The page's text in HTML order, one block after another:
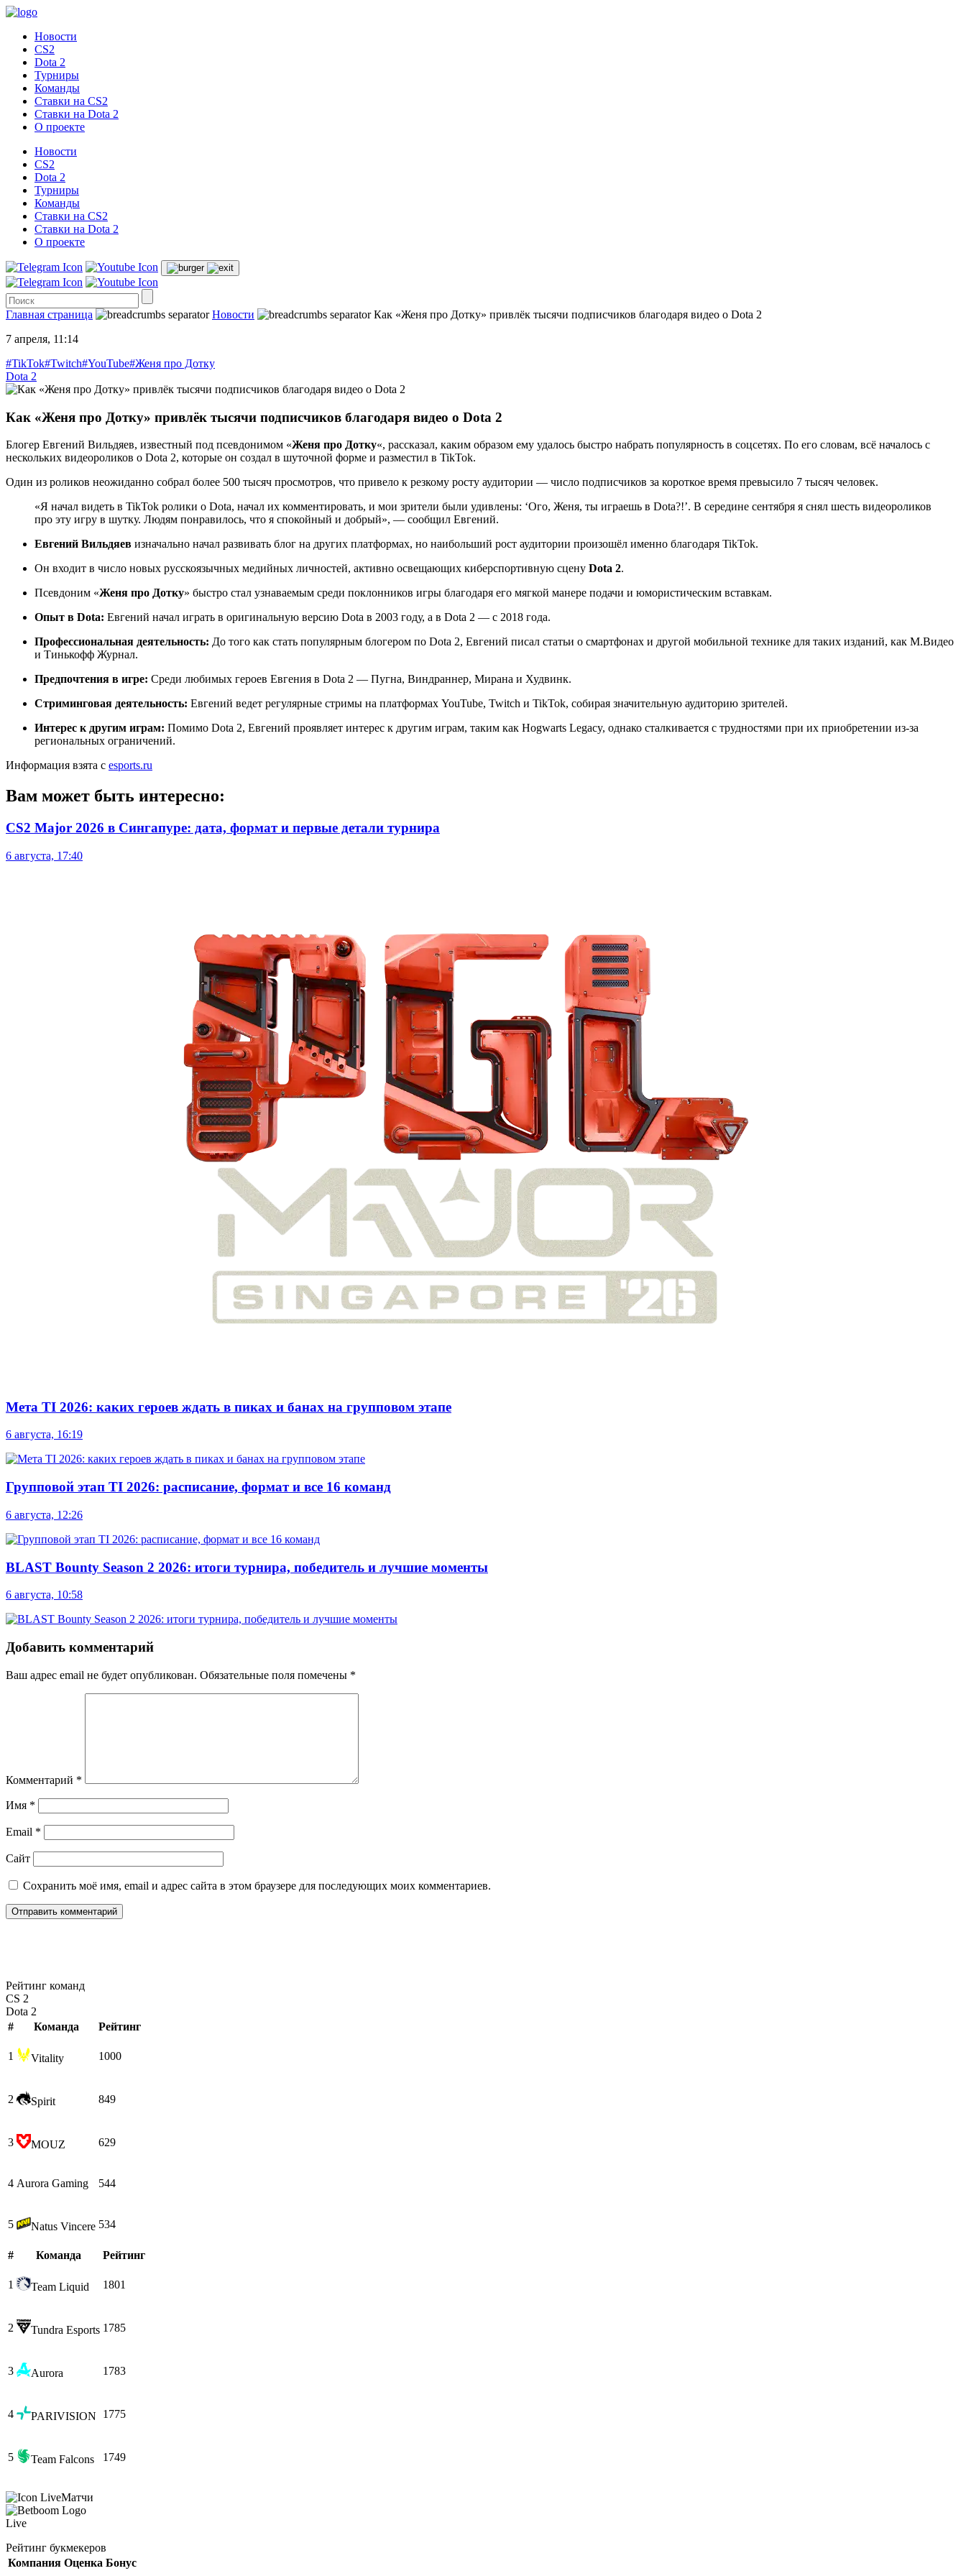
Новости
CS2
Dota 2
Турниры
Команды
Ставки на CS2
Ставки на Dota 2
О проекте
Новости
CS2
Dota 2
Турниры
Команды
Ставки на CS2
Ставки на Dota 2
О проекте
Главная страница Новости
Как «Женя про Дотку» привлёк тысячи подписчиков благодаря видео о Dota 2
7 апреля, 11:14
#TikTok#Twitch#YouTube#Женя про Дотку
Dota 2
Как «Женя про Дотку» привлёк тысячи подписчиков благодаря видео о Dota 2
Блогер Евгений Вильдяев, известный под псевдонимом «Женя про Дотку«, рассказал, каким образом ему удалось быстро набрать популярность в соцсетях. По его словам, всё началось с
нескольких видеороликов о Dota 2, которые он создал в шуточной форме и разместил в TikTok.
Один из роликов неожиданно собрал более 500 тысяч просмотров, что привело к резкому росту аудитории — число подписчиков за короткое время превысило 7 тысяч человек.
«Я начал видеть в TikTok ролики о Dota, начал их комментировать, и мои зрители были удивлены: ‘Ого, Женя, ты играешь в Dota?!’. В середине сентября я снял шесть видеороликов
про эту игру в шутку. Людям понравилось, что я спокойный и добрый», — сообщил Евгений.
Евгений Вильдяев изначально начал развивать блог на других платформах, но наибольший рост аудитории произошёл именно благодаря TikTok.
Он входит в число новых русскоязычных медийных личностей, активно освещающих киберспортивную сцену Dota 2.
Псевдоним «Женя про Дотку» быстро стал узнаваемым среди поклонников игры благодаря его мягкой манере подачи и юмористическим вставкам.
Опыт в Dota: Евгений начал играть в оригинальную версию Dota в 2003 году, а в Dota 2 — с 2018 года.
Профессиональная деятельность: До того как стать популярным блогером по Dota 2, Евгений писал статьи о смартфонах и другой мобильной технике для таких изданий, как М.Видео
и Тинькофф Журнал.
Предпочтения в игре: Среди любимых героев Евгения в Dota 2 — Пугна, Виндраннер, Мирана и Худвинк.
Стриминговая деятельность: Евгений ведет регулярные стримы на платформах YouTube, Twitch и TikTok, собирая значительную аудиторию зрителей.
Интерес к другим играм: Помимо Dota 2, Евгений проявляет интерес к другим играм, таким как Hogwarts Legacy, однако сталкивается с трудностями при их приобретении из-за
региональных ограничений.
Информация взята с esports.ru
Вам может быть интересно:
CS2 Major 2026 в Сингапуре: дата, формат и первые детали турнира
6 августа, 17:40
Мета TI 2026: каких героев ждать в пиках и банах на групповом этапе
6 августа, 16:19
Групповой этап TI 2026: расписание, формат и все 16 команд
6 августа, 12:26
BLAST Bounty Season 2 2026: итоги турнира, победитель и лучшие моменты
6 августа, 10:58
Добавить комментарий
Ваш адрес email не будет опубликован. Обязательные поля помечены *
Комментарий *
Имя *
Email *
Сайт
Сохранить моё имя, email и адрес сайта в этом браузере для последующих моих комментариев.
Рейтинг команд
CS 2
Dota 2
#
Команда Рейтинг
1 Vitality 1000
2 Spirit 849
3 MOUZ 629
4 Aurora Gaming 544
5 Natus Vincere 534
# Команда Рейтинг
1 Team Liquid 1801
2 Tundra Esports 1785
3 Aurora 1783
4 PARIVISION 1775
5 Team Falcons 1749
Матчи
Live
Рейтинг букмекеров
Компания Оценка Бонус